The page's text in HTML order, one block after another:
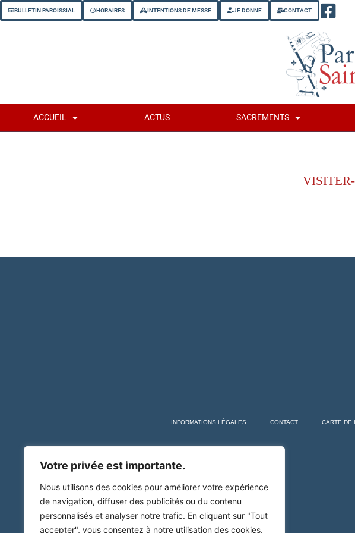
Votre privée est importante.
Nous utilisons des cookies pour améliorer votre expérience
de navigation, diffuser des publicités ou du contenu
personnalisés et analyser notre trafic. En cliquant sur "Tout
accepter", vous consentez à notre utilisation des cookies.
BULLETIN PAROISSIAL HORAIRES INTENTIONS DE MESSE JE DONNE CONTACT
ACCUEIL ACTUS SACREMENTS
INFORMATIONS LÉGALES CONTACT CARTE DE